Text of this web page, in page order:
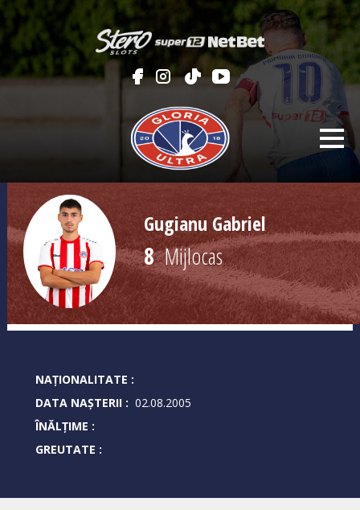
Gugianu Gabriel
8 Mijlocas
NAȚIONALITATE :
DATA NAȘTERII : 02.08.2005
ÎNĂLȚIME :
GREUTATE :